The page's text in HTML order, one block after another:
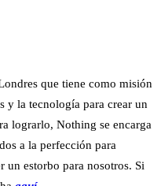
que tiene como misión
y la tecnología para crear un
lograrlo, Nothing se encarga
a la perfección para
un estorbo para nosotros. Si